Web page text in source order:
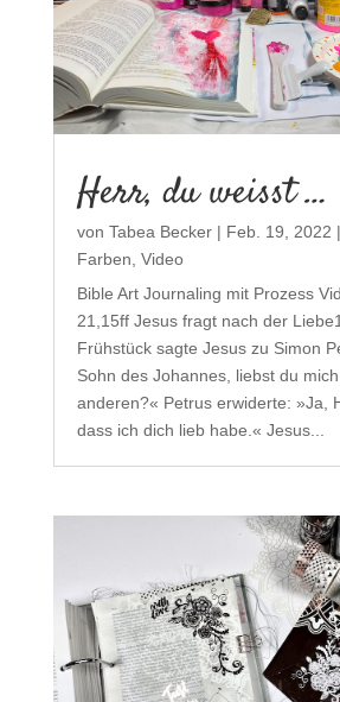
Herr, du weisst …
von Tabea Becker| Feb. 19, 2022 |
Farben Video
Bible Art Journaling mit Prozess
21,15ff Jesus fragt nach der
Frühstück sagte Jesus zu Simon
Sohn des Johannes, liebst du
anderen?« Petrus erwiderte: »Ja,
dass ich dich lieb habe.« Jesus...